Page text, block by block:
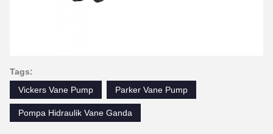
Tags:
Vickers Vane Pump
Parker Vane Pump
Pompa Hidraulik Vane Ganda